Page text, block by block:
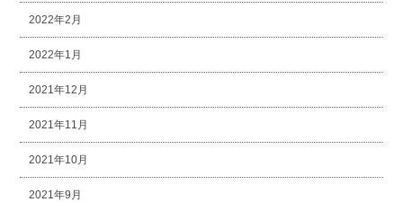
2022年2月
2022年1月
2021年12月
2021年11月
2021年10月
2021年9月